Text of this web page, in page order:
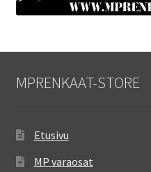
MPRENKAAT-STORE
Etusivu
MP varaosat